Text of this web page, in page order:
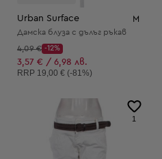
Urban Surface M
Дамска блуза с дълъг ръкав
Начална цена:
4,09 €
Discount Price:
-12%
Намалена цена:
3,57 € / 6,98 лв.
Препоръчителна цена:
RRP 19,00 € (-81%)
1